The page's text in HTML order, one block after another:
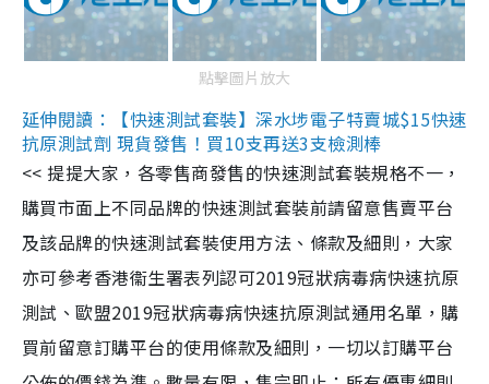
點擊圖片放大
延伸閱讀：【快速測試套裝】深水埗電子特賣城$15快速
抗原測試劑 現貨發售！買10支再送3支檢測棒
<< 提提大家，各零售商發售的快速測試套裝規格不一，
購買市面上不同品牌的快速測試套裝前請留意售賣平台
及該品牌的快速測試套裝使用方法、條款及細則，大家
亦可參考香港衞生署表列認可2019冠狀病毒病快速抗原
測試、歐盟2019冠狀病毒病快速抗原測試通用名單，購
買前留意訂購平台的使用條款及細則，一切以訂購平台